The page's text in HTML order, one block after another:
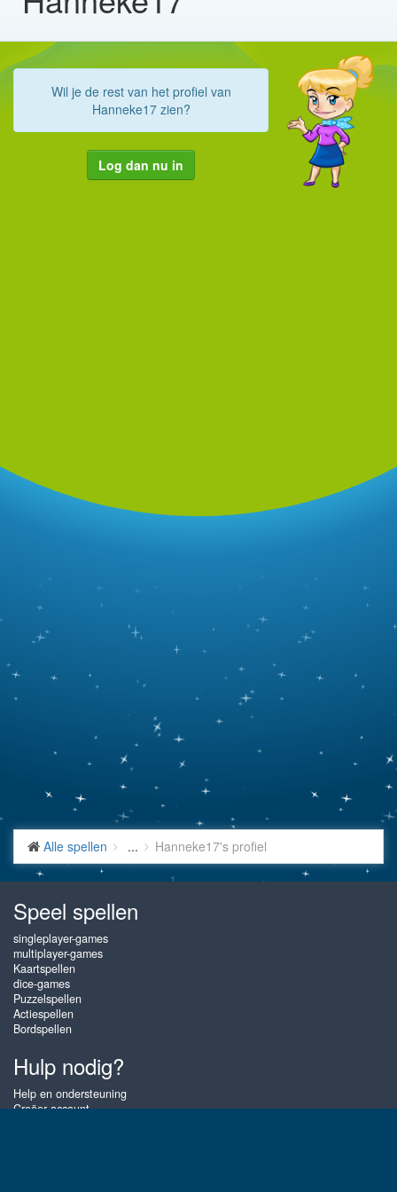
Wil je de rest van het profiel van
Hanneke17 zien?
Log dan nu in
Alle spellen ... Hanneke17's profiel
Speel spellen
singleplayer-games
multiplayer-games
Kaartspellen
dice-games
Puzzelspellen
Actiespellen
Bordspellen
Hulp nodig?
Help en ondersteuning
Creëer account